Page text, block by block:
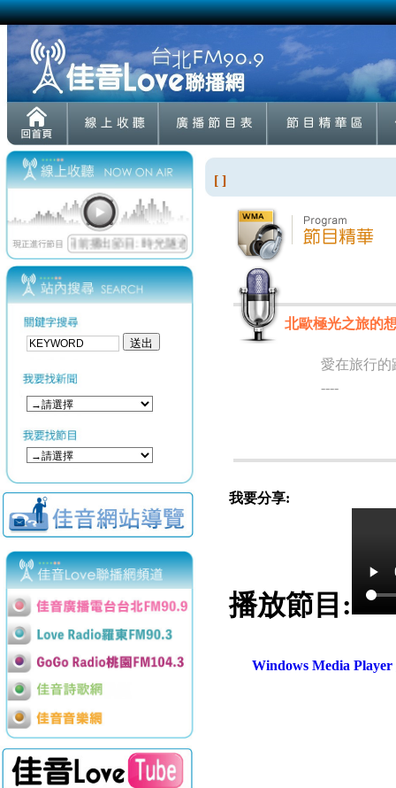
[ ]
北歐極光之旅的
愛在旅行的
----
我要分享:
播放節目:
Windows Media